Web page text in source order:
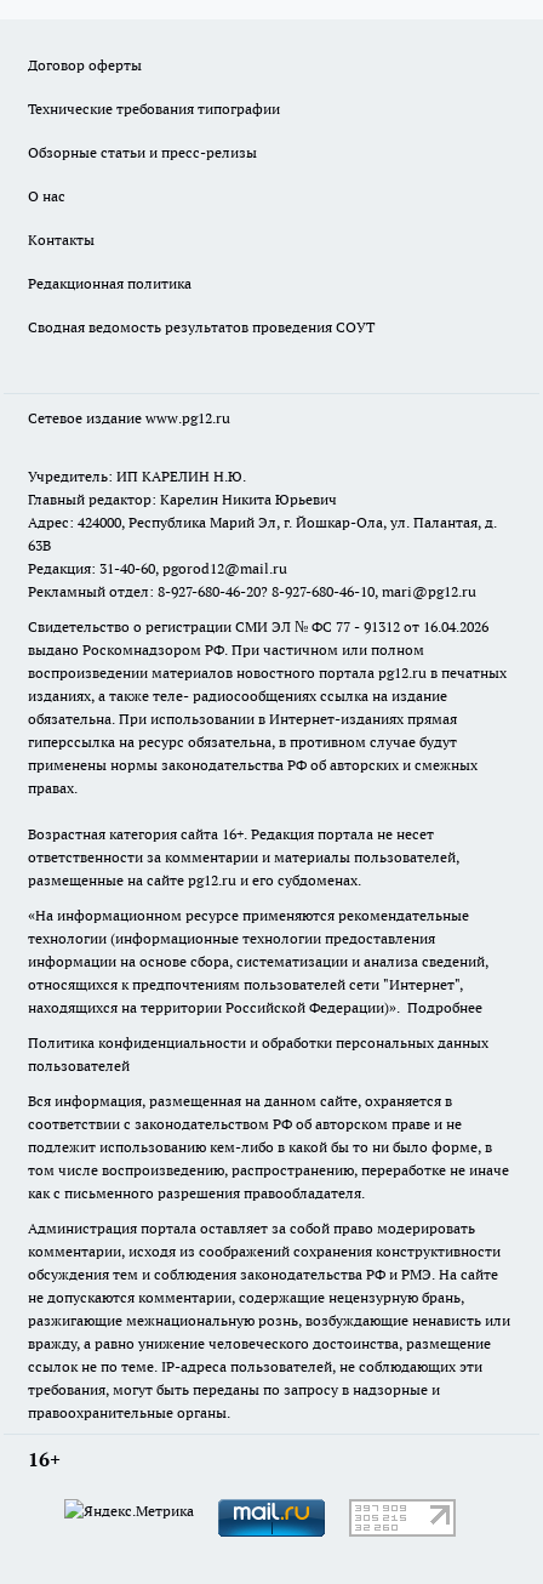
Договор оферты
Технические требования типографии
Обзорные статьи и пресс-релизы
О нас
Контакты
Редакционная политика
Сводная ведомость результатов проведения СОУТ
Сетевое издание www.pg12.ru
Учредитель: ИП КАРЕЛИН Н.Ю.
Главный редактор: Карелин Никита Юрьевич
Адрес: 424000, Республика Марий Эл, г. Йошкар-Ола, ул. Палантая, д.
63В
Редакция: 31-40-60, pgorod12@mail.ru
Рекламный отдел: 8-927-680-46-20? 8-927-680-46-10, mari@pg12.ru
Свидетельство о регистрации СМИ ЭЛ № ФС 77 - 91312 от 16.04.2026
выдано Роскомнадзором РФ. При частичном или полном
воспроизведении материалов новостного портала pg12.ru в печатных
изданиях, а также теле- радиосообщениях ссылка на издание
обязательна. При использовании в Интернет-изданиях прямая
гиперссылка на ресурс обязательна, в противном случае будут
применены нормы законодательства РФ об авторских и смежных
правах.
Возрастная категория сайта 16+. Редакция портала не несет
ответственности за комментарии и материалы пользователей,
размещенные на сайте pg12.ru и его субдоменах.
«На информационном ресурсе применяются рекомендательные
технологии (информационные технологии предоставления
информации на основе сбора, систематизации и анализа сведений,
относящихся к предпочтениям пользователей сети "Интернет",
находящихся на территории Российской Федерации)». Подробнее
Политика конфиденциальности и обработки персональных данных
пользователей
Вся информация, размещенная на данном сайте, охраняется в
соответствии с законодательством РФ об авторском праве и не
подлежит использованию кем-либо в какой бы то ни было форме, в
том числе воспроизведению, распространению, переработке не иначе
как с письменного разрешения правообладателя.
Администрация портала оставляет за собой право модерировать
комментарии, исходя из соображений сохранения конструктивности
обсуждения тем и соблюдения законодательства РФ и РМЭ. На сайте
не допускаются комментарии, содержащие нецензурную брань,
разжигающие межнациональную рознь, возбуждающие ненависть или
вражду, а равно унижение человеческого достоинства, размещение
ссылок не по теме. IP-адреса пользователей, не соблюдающих эти
требования, могут быть переданы по запросу в надзорные и
правоохранительные органы.
16+